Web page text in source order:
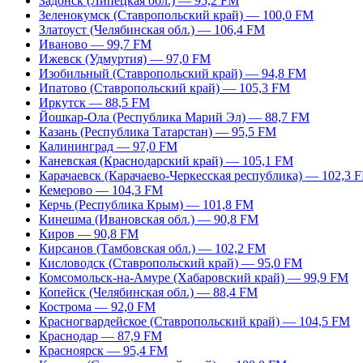
Зеленокумск (Ставропольский край) — 100,0 FM
Златоуст (Челябинская обл.) — 106,4 FM
Иваново — 99,7 FM
Ижевск (Удмуртия) — 97,0 FM
Изобильный (Ставропольский край) — 94,8 FM
Ипатово (Ставропольский край) — 105,3 FM
Иркутск — 88,5 FM
Йошкар-Ола (Республика Марий Эл) — 88,7 FM
Казань (Республика Татарстан) — 95,5 FM
Калининград — 97,0 FM
Каневская (Краснодарский край) — 105,1 FM
Карачаевск (Карачаево-Черкесская республика) — 102,3
Кемерово — 104,3 FM
Керчь (Республика Крым) — 101,8 FM
Кинешма (Ивановская обл.) — 90,8 FM
Киров — 90,8 FM
Кирсанов (Тамбовская обл.) — 102,2 FM
Кисловодск (Ставропольский край) — 95,0 FM
Комсомольск-на-Амуре (Хабаровский край) — 99,9 FM
Копейск (Челябинская обл.) — 88,4 FM
Кострома — 92,0 FM
Красногвардейское (Ставропольский край) — 104,5 FM
Краснодар — 87,9 FM
Красноярск — 95,4 FM